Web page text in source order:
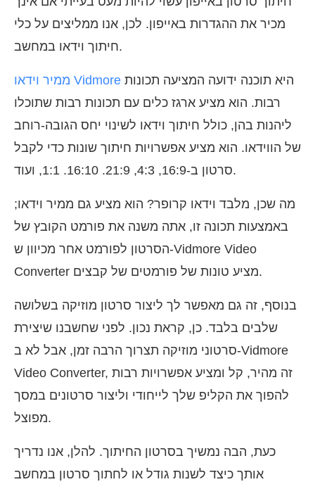
מכיר את ההגדרות באייפון. לכן, אנו ממליצים על כלי
חיתוך וידאו במחשב.
ממיר וידאו Vidmore
רבות. הוא מציע ארגז כלים עם תכונות רבות שתוכלו
ליהנות בהן, כולל חיתוך וידאו לשינוי יחס הגובה-רוחב
של הווידאו. הוא מציע אפשרויות חיתוך שונות כדי לקבל
סרטון ב-16:9, 4:3, 21:9. 16:10. 1:1, ועוד.
מה שכן, מלבד וידאו קרופר? הוא מציע גם ממיר וידאו;
באמצעות תכונה זו, אתה משנה את פורמט הקובץ של
הסרטון לפורמט אחר מכיוון ש-Vidmore Video
Converter מציע טונות של פורמטים של קבצים.
בנוסף, זה גם מאפשר לך ליצור סרטון מוזיקה בשלושה
שלבים בלבד. כן, קראת נכון. לפני שחשבנו שיצירת
סרטוני מוזיקה תצרוך הרבה זמן, אבל לא ב-Vidmore
Video Converter, זה מהיר, קל ומציע אפשרויות רבות
להפוך את הקליפ שלך לייחודי וליצור סרטונים במסך
מפוצל.
כעת, הבה נמשיך בסרטון החיתוך. להלן, אנו נדריך
אותך כיצד לשנות גודל או לחתוך סרטון במחשב